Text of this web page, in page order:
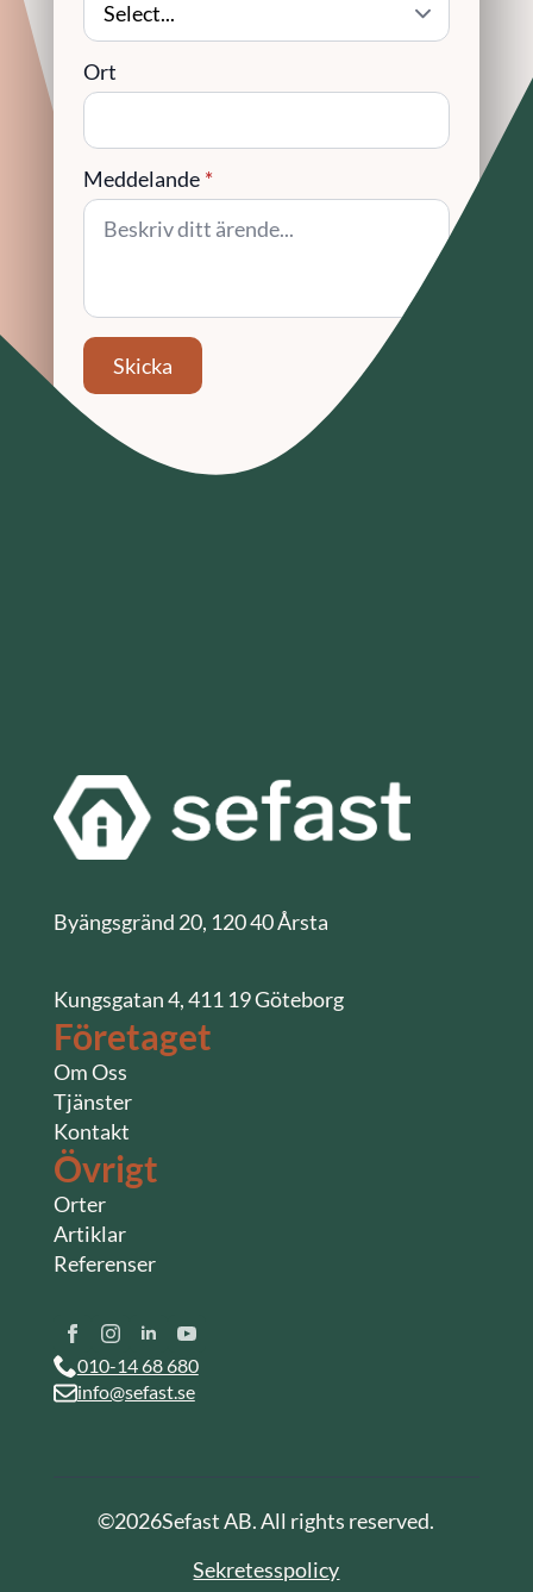
Ort
Meddelande *
Skicka
Byängsgränd 20, 120 40 Årsta
Kungsgatan 4, 411 19 Göteborg
Företaget
Om Oss
Tjänster
Kontakt
Övrigt
Orter
Artiklar
Referenser
010-14 68 680
info@sefast.se
©2026Sefast AB. All rights reserved.
Sekretesspolicy